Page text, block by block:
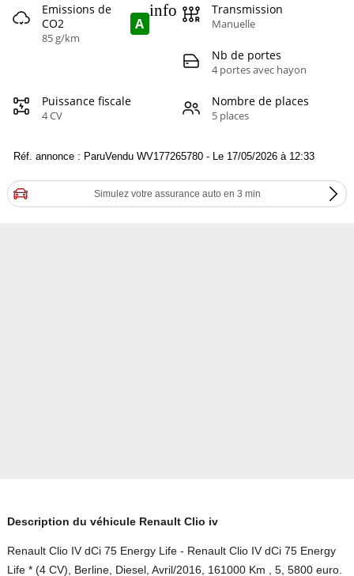
Emissions de
CO2
85 g/km
A
info Transmission
Manuelle
Nb de portes
4 portes avec hayon
Puissance fiscale
4 CV
Nombre de places
5 places
Réf. annonce : ParuVendu WV177265780 - Le 17/05/2026 à 12:33
Simulez votre assurance auto en 3 min
Description du véhicule Renault Clio iv
Renault Clio IV dCi 75 Energy Life - Renault Clio IV dCi 75 Energy
Life * (4 CV), Berline, Diesel, Avril/2016, 161000 Km , 5, 5800 euro.